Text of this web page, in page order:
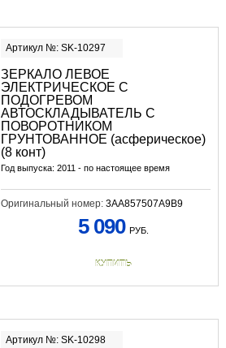
Артикул №: SK-10297
ЗЕРКАЛО ЛЕВОЕ
ЭЛЕКТРИЧЕСКОЕ С
ПОДОГРЕВОМ
АВТОСКЛАДЫВАТЕЛЬ С
ПОВОРОТНИКОМ
ГРУНТОВАННОЕ (асферическое)
(8 конт)
Год выпуска: 2011 - по настоящее время
Оригинальный номер: 3AA857507A9B9
5 090 РУБ.
КУПИТЬ
Артикул №: SK-10298